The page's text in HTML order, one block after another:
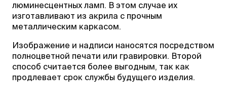
люминесцентных ламп. В этом случае их
изготавливают из акрила с прочным
металлическим каркасом.
Изображение и надписи наносятся посредством
полноцветной печати или гравировки. Второй
способ считается более выгодным, так как
продлевает срок службы будущего изделия.